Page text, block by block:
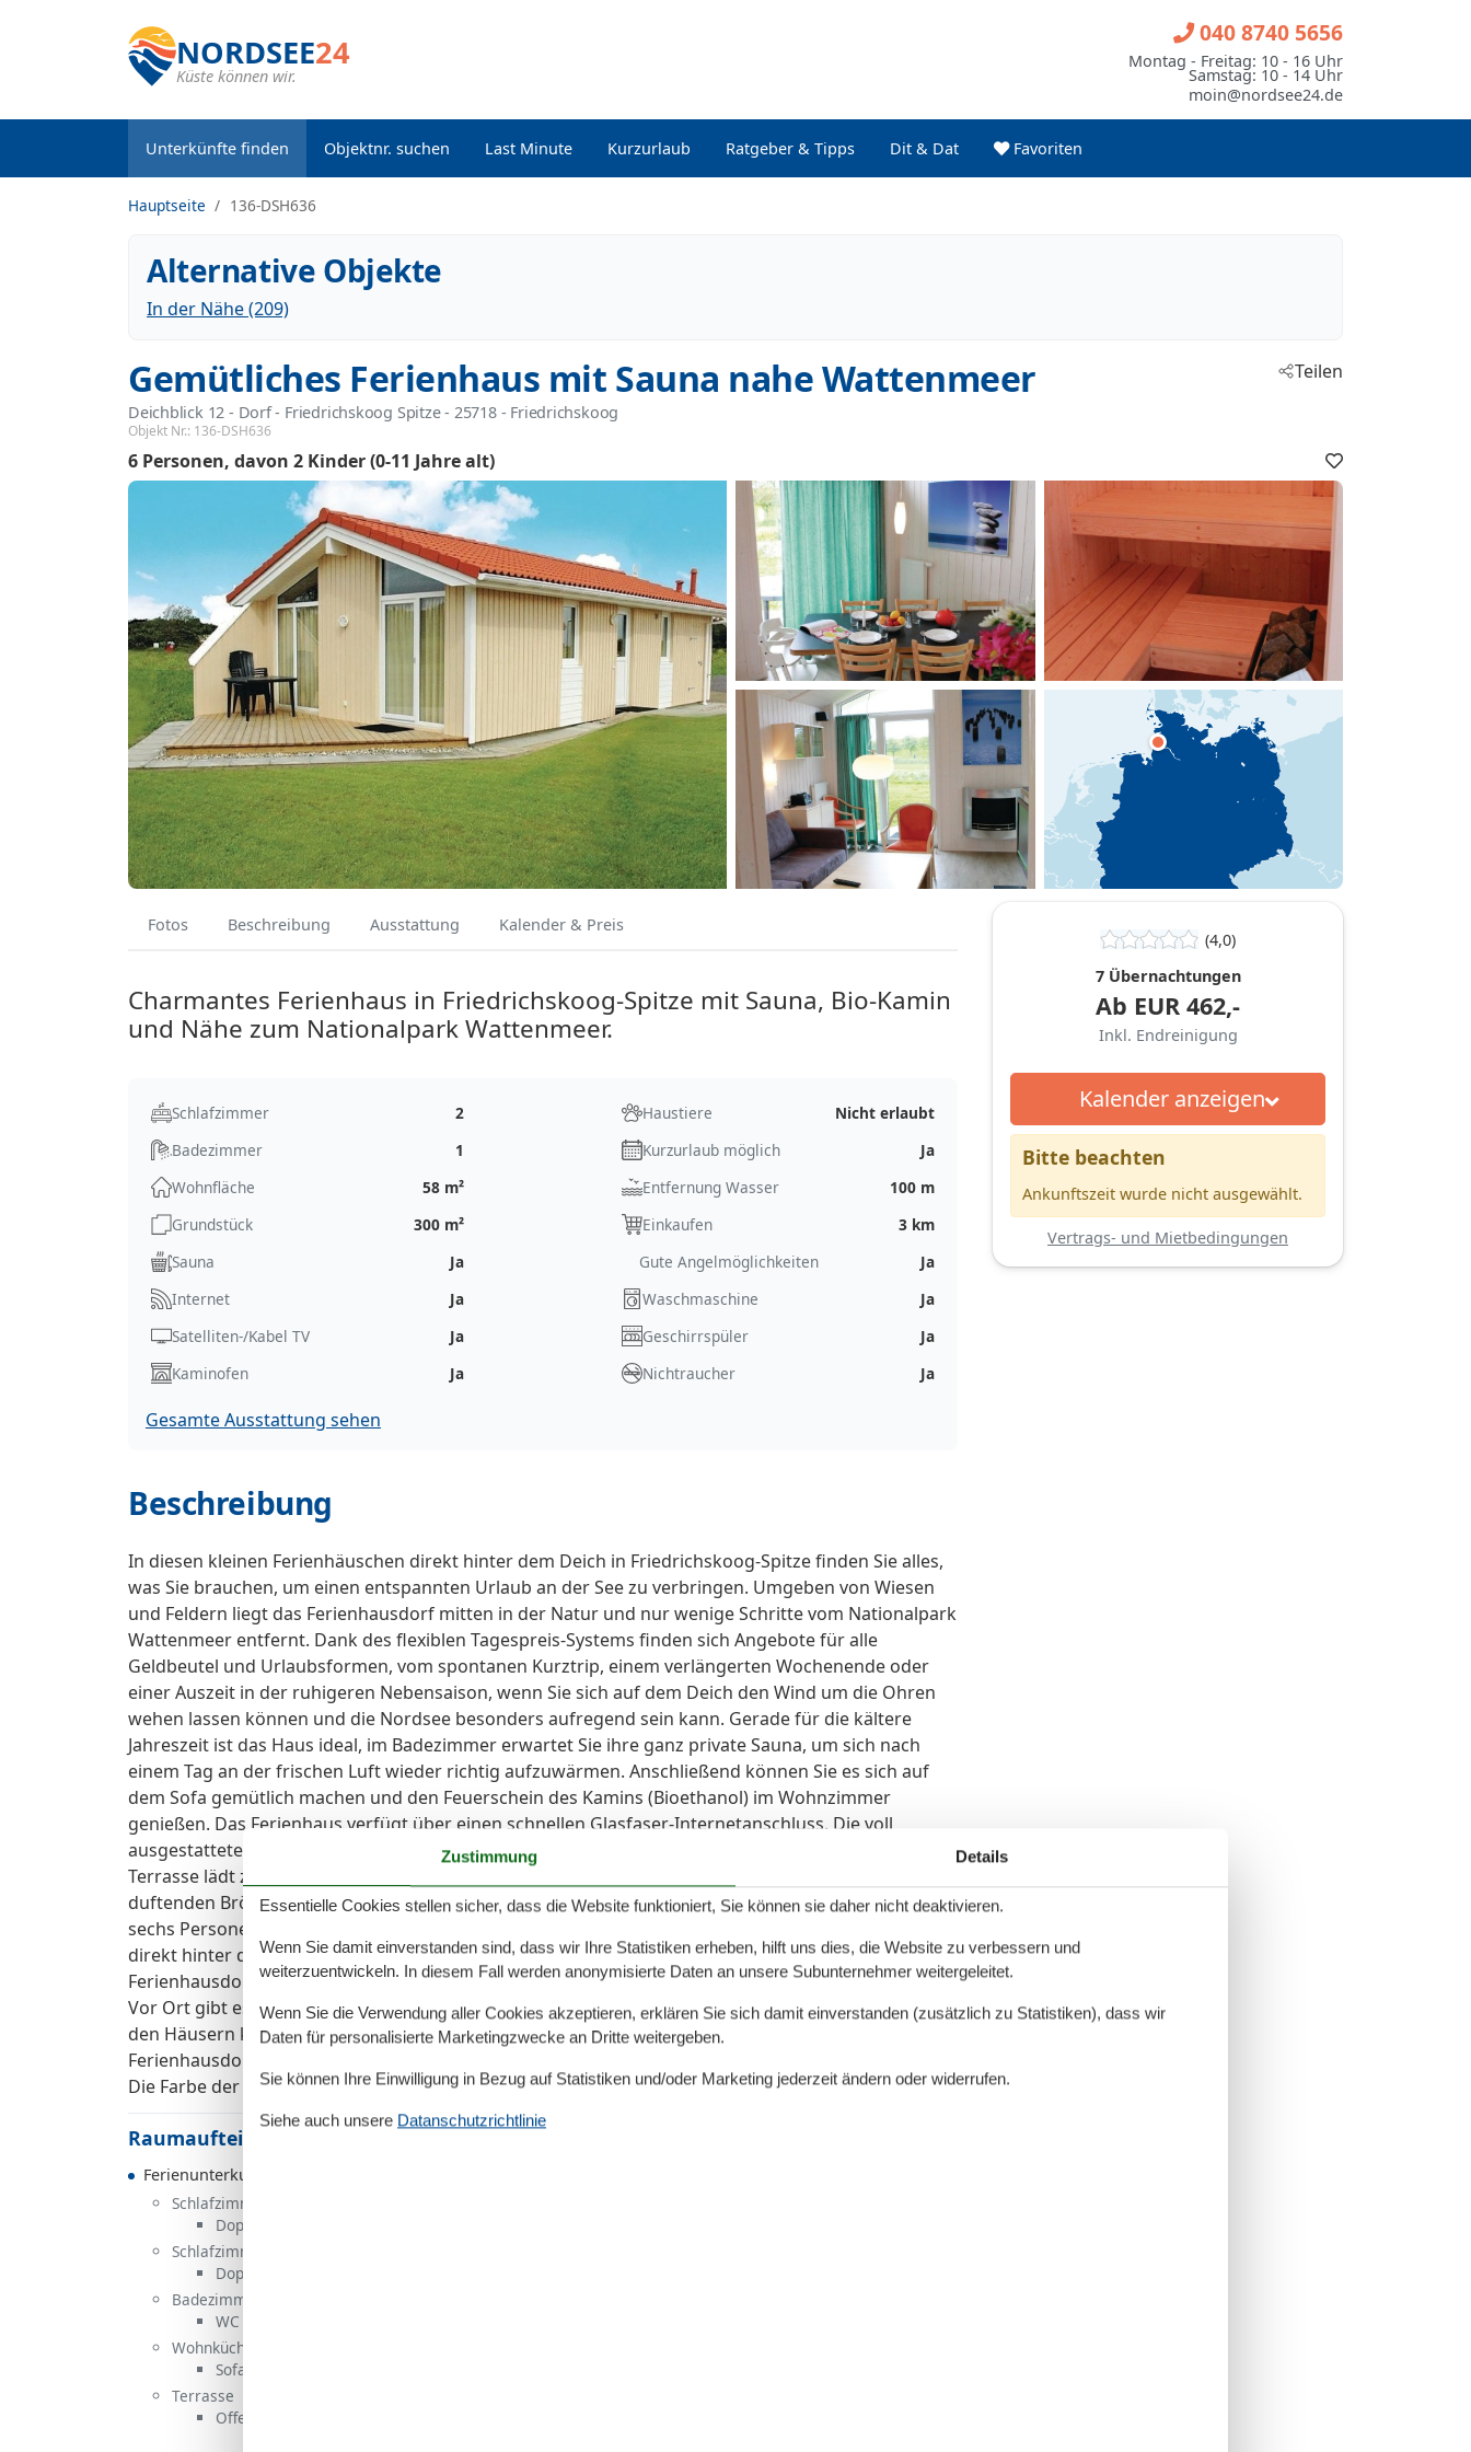
NORDSEE24
Küste können wir.
Unterkünfte finden Objektnr. suchen Last Minute Kurzurlaub Ratgeber & Tipps Dit & Dat Favoriten
040 8740 5656
Montag - Freitag: 10 - 16 Uhr
Samstag: 10 - 14 Uhr
moin@nordsee24.de
Hauptseite 136-DSH636
Alternative Objekte
In der Nähe (209)
Gemütliches Ferienhaus mit Sauna nahe Wattenmeer
Deichblick 12 - Dorf - Friedrichskoog Spitze - 25718 - Friedrichskoog
Objekt Nr.: 136-DSH636
Teilen
6 Personen davon 2 Kinder (0-11 Jahre alt)
Fotos Beschreibung Ausstattung Kalender & Preis
Charmantes Ferienhaus in Friedrichskoog-Spitze mit Sauna, Bio-Kamin
und Nähe zum Nationalpark Wattenmeer.
Schlafzimmer
2
Badezimmer
1
Wohnfläche
58 m²
Grundstück
300 m²
Haustiere
Nicht erlaubt
Kurzurlaub möglich
Ja
Entfernung Wasser
100 m
Einkaufen
3 km
Sauna
Ja
Internet
Ja
Satelliten-/Kabel TV
Ja
Kaminofen
Ja
Gute Angelmöglichkeiten
Ja
Waschmaschine
Ja
Geschirrspüler
Ja
Nichtraucher
Ja
Gesamte Ausstattung sehen
Beschreibung
In diesen kleinen Ferienhäuschen direkt hinter dem Deich in Friedrichskoog-Spitze finden Sie alles,
was Sie brauchen, um einen entspannten Urlaub an der See zu verbringen. Umgeben von Wiesen
und Feldern liegt das Ferienhausdorf mitten in der Natur und nur wenige Schritte vom Nationalpark
Wattenmeer entfernt. Dank des flexiblen Tagespreis-Systems finden sich Angebote für alle
Geldbeutel und Urlaubsformen, vom spontanen Kurztrip, einem verlängerten Wochenende oder
einer Auszeit in der ruhigeren Nebensaison, wenn Sie sich auf dem Deich den Wind um die Ohren
wehen lassen können und die Nordsee besonders aufregend sein kann. Gerade für die kältere
Jahreszeit ist das Haus ideal, im Badezimmer erwartet Sie ihre ganz private Sauna, um sich nach
einem Tag an der frischen Luft wieder richtig aufzuwärmen. Anschließend können Sie es sich auf
dem Sofa gemütlich machen und den Feuerschein des Kamins (Bioethanol) im Wohnzimmer
genießen. Das Ferienhaus verfügt über einen schnellen Glasfaser-Internetanschluss. Die voll
ausgestattete offene Küche ist ideal für gemütliche Kochrunden im Kreise Ihrer Lieben. Ihre eigene
Terrasse lädt zu langen Sonnenbädern, Grillabenden oder einem ausgedehnten Frühstück mit
duftenden Brötchen ein. Dank eines Schlafsofas im Wohnzimmer bietet das Haus Platz für bis zu
sechs Personen. Die Ferienhäuser liegen neben dem kleinen Zentrum von Friedrichskoog-Spitze
direkt hinter dem Deich, nur wenige Meter entfernt vom Nationalpark Wattenmeer. Vom
Ferienhausdorf aus sind Sie auch schnell in Friedrichskoog mit seiner berühmten Seehund-Station.
Vor Ort gibt es auf dem großen Parkplatz eine Ladestation für 2 E-Autos (gegen Gebühr). Direkt an
den Häusern können diese nicht geladen werden. Weitere Häuser mit Tagespreisen in diesem
Ferienhausdorf: DSH625 - DSH641 Einige der Fotos können Wohnbeispiele baugleicher Häuser sein.
Die Farbe der Einrichtung und des Hauses kann variieren.
Raumaufteilung
Ferienunterkunft
Schlafzimmer, 2 Personen
Doppelbett
Schlafzimmer, 2 Personen
Doppelbett
Badezimmer
WC mit warmem und kaltem Wasser, Dusche
Wohnküche, 2 Personen
Sofa, Matratze oder Ähnliches
Terrasse
Offene Terrasse
(4,0)
7 Übernachtungen
Ab EUR 462,-
Inkl. Endreinigung
Kalender anzeigen
Bitte beachten
Ankunftszeit wurde nicht ausgewählt.
Vertrags- und Mietbedingungen
Zustimmung Details
Essentielle Cookies stellen sicher, dass die Website funktioniert, Sie können sie daher nicht deaktivieren.
Wenn Sie damit einverstanden sind, dass wir Ihre Statistiken erheben, hilft uns dies, die Website zu verbessern und
weiterzuentwickeln. In diesem Fall werden anonymisierte Daten an unsere Subunternehmer weitergeleitet.
Wenn Sie die Verwendung aller Cookies akzeptieren, erklären Sie sich damit einverstanden (zusätzlich zu Statistiken), dass wir
Daten für personalisierte Marketingzwecke an Dritte weitergeben.
Sie können Ihre Einwilligung in Bezug auf Statistiken und/oder Marketing jederzeit ändern oder widerrufen.
Siehe auch unsere Datanschutzrichtlinie